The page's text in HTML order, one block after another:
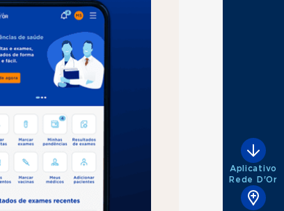
Aplicativo
Rede D'Or